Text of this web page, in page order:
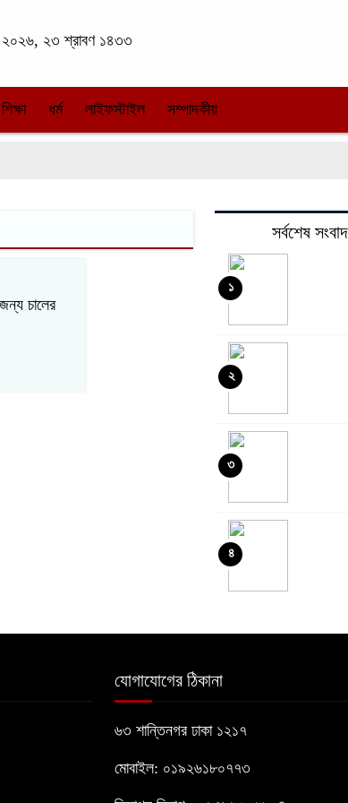
২৩ শ্রাবণ ১৪৩৩
শিক্ষা ধর্ম লাইফস্টাইল সম্পাদকীয়
চালের
সর্বশেষ সংবাদ
১
২
৩
৪
৬
যোগাযোগের ঠিকানা
৬৩ শান্তিনগর ঢাকা ১২১৭
মোবাইল: ০১৯২৬১৮০৭৭৩